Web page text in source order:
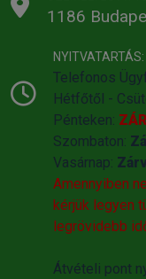
1186
NYITVATARTÁS:
Telefonos
Hétfőtől -
Pénteken:
Szombaton:
Vasárnap:
Amennyiben
kérjük legyen
legrövidebb
Átvételi pont